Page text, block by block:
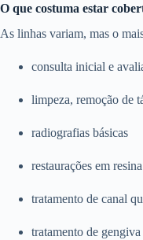
O que costuma estar
As linhas variam, mas o
consulta inicial e
limpeza, remoção de
radiografias básicas
restaurações em resina
tratamento de canal
tratamento de gengiva